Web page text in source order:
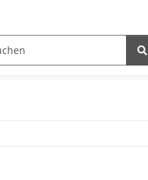
System HomeAssistant